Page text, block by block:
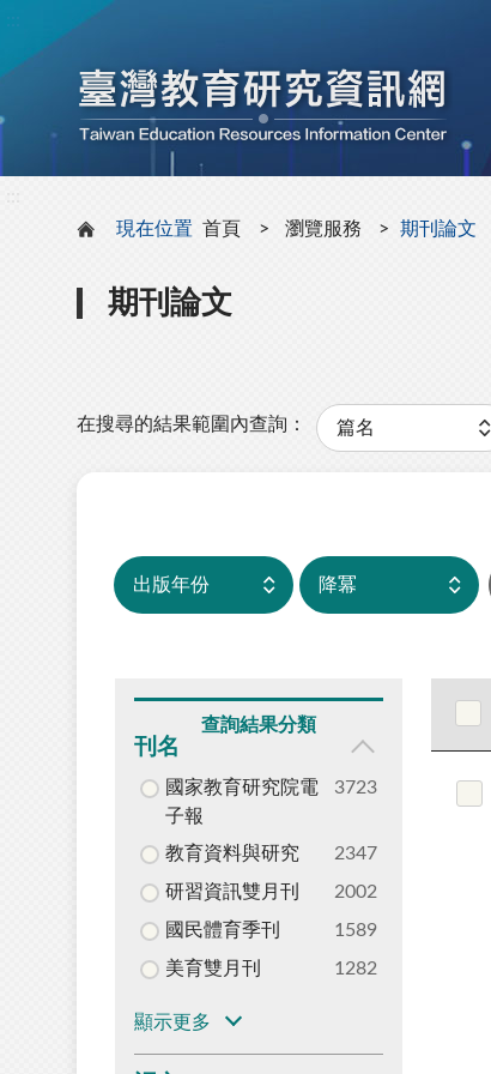
現在位置 首頁 瀏覽服務 期刊論文
期刊論文
在搜尋的結果範圍內查詢：
類
查詢結果分類
刊名
國家教育研究院電
子報
3723
教育資料與研究
2347
研習資訊雙月刊
2002
國民體育季刊
1589
美育雙月刊
1282
顯示更多